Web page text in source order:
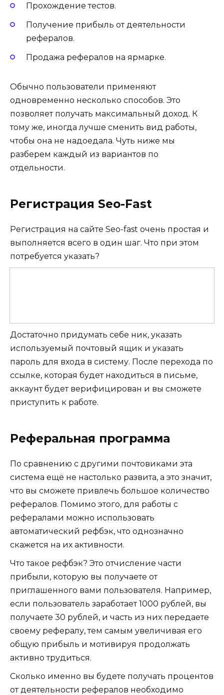
Прохождение тестов.
Получение прибыль от деятельности
рефералов.
Продажа рефералов на ярмарке.
Обычно пользователи применяют
одновременно несколько способов. Это
позволяет получать максимальный доход. К
тому же, иногда лучше сменить вид работы,
чтобы она не надоедала. Чуть ниже мы
разберем каждый из вариантов по
отдельности.
Регистрация Seo-Fast
Регистрация на сайте Seo-fast очень простая и
выполняется всего в один шаг. Что при этом
потребуется указать?
Достаточно придумать себе ник, указать
используемый почтовый ящик и указать
пароль для входа в систему. После перехода по
ссылке, которая будет находиться в письме,
аккаунт будет верифицирован и вы сможете
приступить к работе.
Реферальная программа
По сравнению с другими почтовиками эта
система ещё не настолько развита, а это значит,
что вы сможете привлечь большое количество
рефералов. Помимо этого, для работы с
рефералами можно использовать
автоматический рефбэк, что однозначно
скажется на их активности.
Что такое рефбэк? Это отчисление части
прибыли, которую вы получаете от
приглашенного вами пользователя. Например,
если пользователь заработает 1000 рублей, вы
получаете 30 рублей, и часть из них передаете
своему рефералу, тем самым увеличивая его
общую прибыль и мотивируя продолжать
активно трудиться.
Сколько именно вы будете получать процентов
от деятельности рефералов необходимо